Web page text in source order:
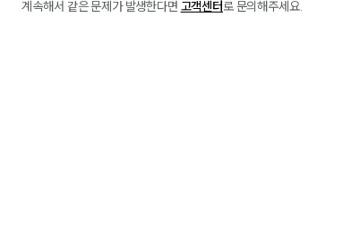
계속해서 같은 문제가 발생한다면 고객센터로 문의해주세요.